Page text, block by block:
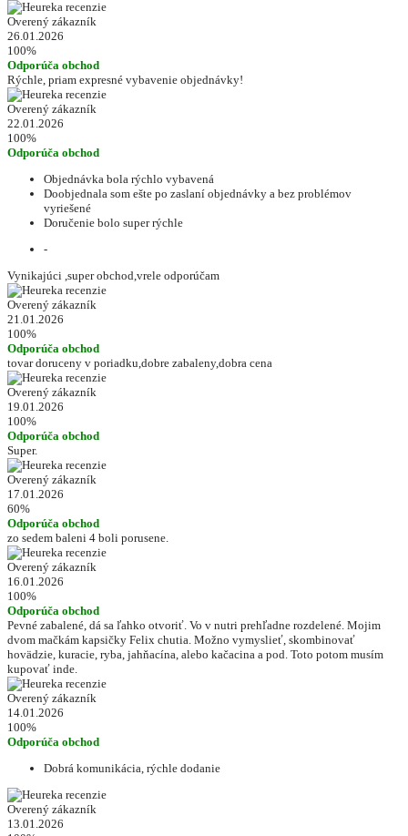
Overený zákazník
26.01.2026
100%
Odporúča obchod
Rýchle, priam expresné vybavenie objednávky!
Overený zákazník
22.01.2026
100%
Odporúča obchod
Objednávka bola rýchlo vybavená
Doobjednala som ešte po zaslaní objednávky a bez problémov
vyriešené
Doručenie bolo super rýchle
-
Vynikajúci ,super obchod,vrele odporúčam
Overený zákazník
21.01.2026
100%
Odporúča obchod
tovar doruceny v poriadku,dobre zabaleny,dobra cena
Overený zákazník
19.01.2026
100%
Odporúča obchod
Super.
Overený zákazník
17.01.2026
60%
Odporúča obchod
zo sedem baleni 4 boli porusene.
Overený zákazník
16.01.2026
100%
Odporúča obchod
Pevné zabalené, dá sa ľahko otvoriť. Vo v nutri prehľadne rozdelené. Mojim
dvom mačkám kapsičky Felix chutia. Možno vymyslieť, skombinovať
hovädzie, kuracie, ryba, jahňacína, alebo kačacina a pod. Toto potom musím
kupovať inde.
Overený zákazník
14.01.2026
100%
Odporúča obchod
Dobrá komunikácia, rýchle dodanie
Overený zákazník
13.01.2026